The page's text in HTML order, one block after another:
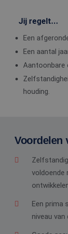
Jij regelt...
Een
Een aantal
Aantoonbare
houding.
Voordelen
voldoende
Een prima
niveau